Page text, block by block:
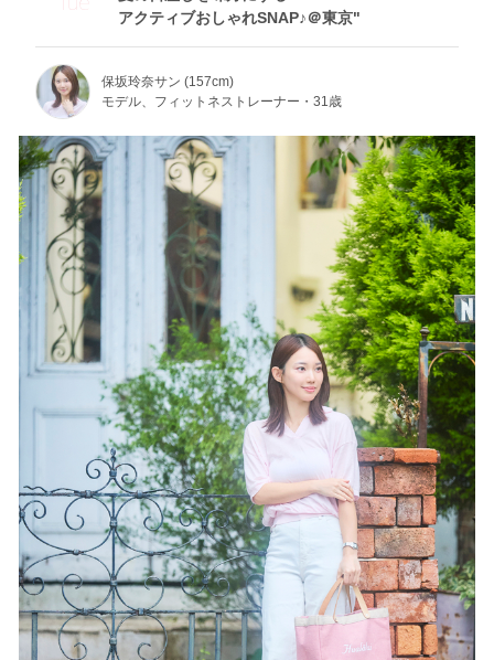
アクティブおしゃれSNAP♪＠東京"
保坂玲奈サン (157cm)
モデル、フィットネストレーナー・31歳